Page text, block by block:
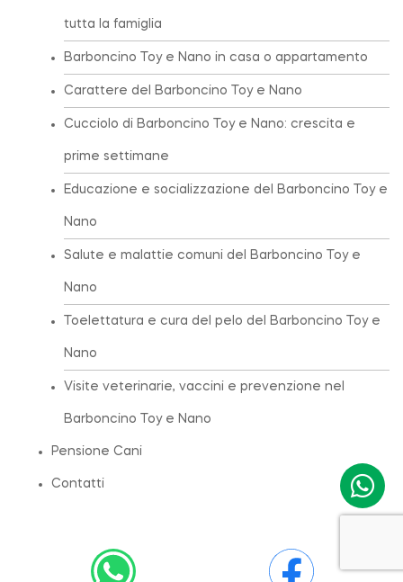
tutta la famiglia
Barboncino Toy e Nano in casa o appartamento
Carattere del Barboncino Toy e Nano
Cucciolo di Barboncino Toy e Nano: crescita e
prime settimane
Educazione e socializzazione del Barboncino Toy e
Nano
Salute e malattie comuni del Barboncino Toy e
Nano
Toelettatura e cura del pelo del Barboncino Toy e
Nano
Visite veterinarie, vaccini e prevenzione nel
Barboncino Toy e Nano
Pensione Cani
Contatti